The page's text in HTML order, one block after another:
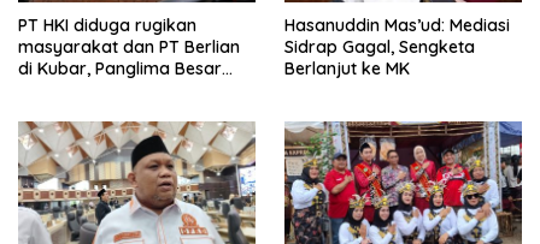
PT HKI diduga rugikan
masyarakat dan PT Berlian
di Kubar, Panglima Besar
Hasanuddin Mas’ud: Mediasi
Sidrap Gagal, Sengketa
Berlanjut ke MK